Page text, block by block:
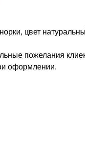
цвет
пожелания
оформлении.